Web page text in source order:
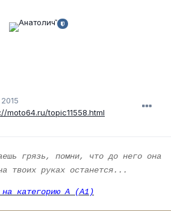
moto64.ru/topic11558.html
грязь, помни, что до него она
твоих руках останется...
на категорию А (А1)